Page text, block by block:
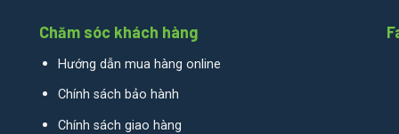
Chăm sóc khách hàng
Hướng dẫn mua hàng online
Chính sách bảo hành
Chính sách giao hàng